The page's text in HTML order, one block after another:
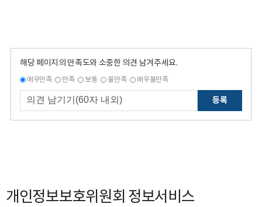
해당 페이지의 만족도와 소중한 의견 남겨주세요.
매우만족 만족 보통 불만족 매우불만족
등록
개인정보보호위원회 정보서비스